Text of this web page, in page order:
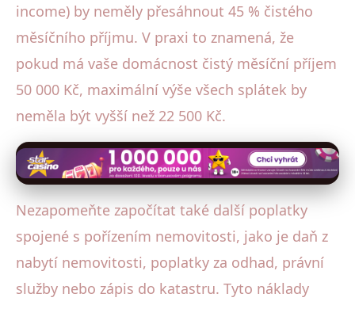
income) by neměly přesáhnout 45 % čistého
měsíčního příjmu. V praxi to znamená, že
pokud má vaše domácnost čistý měsíční příjem
50 000 Kč, maximální výše všech splátek by
neměla být vyšší než 22 500 Kč.
Nezapomeňte započítat také další poplatky
spojené s pořízením nemovitosti, jako je daň z
nabytí nemovitosti, poplatky za odhad, právní
služby nebo zápis do katastru. Tyto náklady